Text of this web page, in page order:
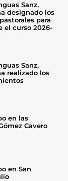
Sanz,
designado los
para
el curso 2026-
Sanz,
realizado los
en las
Cavero
en San